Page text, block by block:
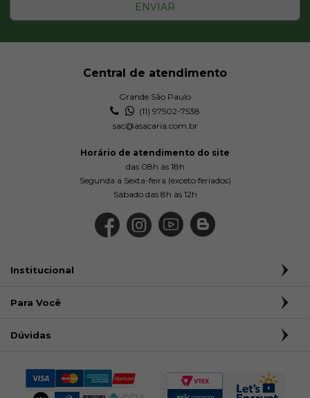
ENVIAR
Central de atendimento
Grande São Paulo
(11) 97502-7538
sac@asacaria.com.br
Horário de atendimento do site
das 08h às 18h
Segunda a Sexta-feira (exceto feriados)
Sábado das 8h às 12h
Institucional
Para Você
Dúvidas